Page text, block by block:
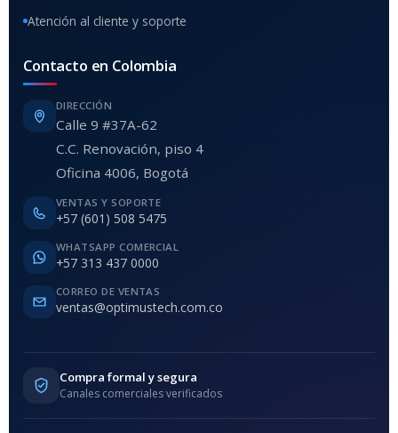
Atención al cliente y soporte
Contacto en Colombia
DIRECCIÓN
Calle 9 #37A-62
C.C. Renovación, piso 4
Oficina 4006, Bogotá
VENTAS Y SOPORTE
+57 (601) 508 5475
WHATSAPP COMERCIAL
+57 313 437 0000
CORREO DE VENTAS
ventas@optimustech.com.co
Compra formal y segura
Canales comerciales verificados